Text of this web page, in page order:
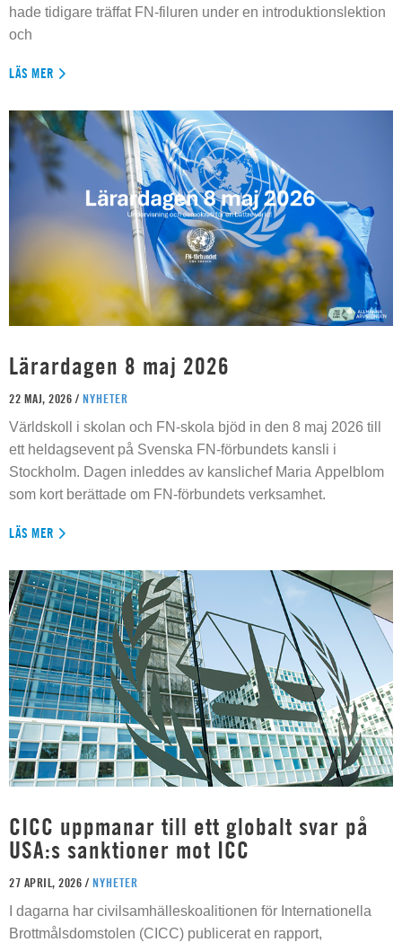
hade tidigare träffat FN-filuren under en introduktionslektion
och
LÄS MER
Lärardagen 8 maj 2026
22 MAJ, 2026 / NYHETER
Världskoll i skolan och FN-skola bjöd in den 8 maj 2026 till
ett heldagsevent på Svenska FN-förbundets kansli i
Stockholm. Dagen inleddes av kanslichef Maria Appelblom
som kort berättade om FN-förbundets verksamhet.
LÄS MER
CICC uppmanar till ett globalt svar på
USA:s sanktioner mot ICC
27 APRIL, 2026 / NYHETER
I dagarna har civilsamhälleskoalitionen för Internationella
Brottmålsdomstolen (CICC) publicerat en rapport,